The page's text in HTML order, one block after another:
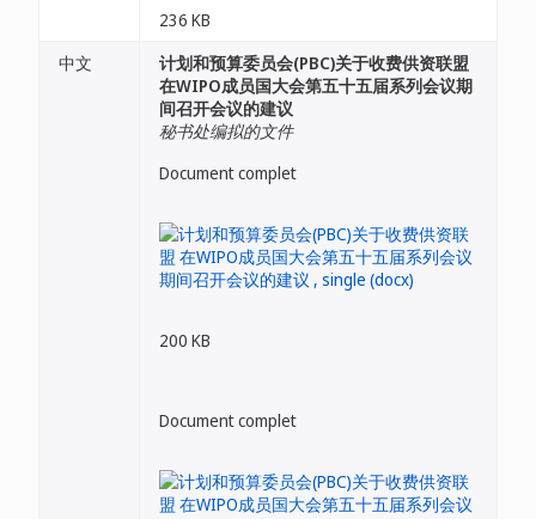
236 KB
中文
计划和预算委员会(PBC)关于收费供资联盟
在WIPO成员国大会第五十五届系列会议期
间召开会议的建议
秘书处编拟的文件
Document complet
200 KB
Document complet